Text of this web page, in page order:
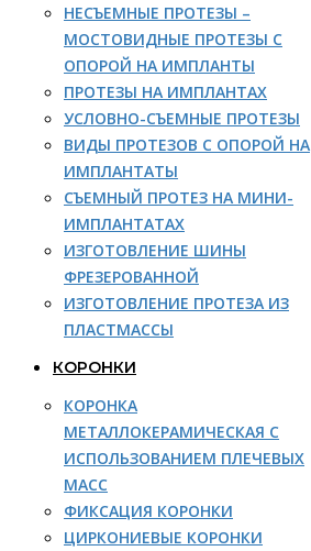
НЕСЪЕМНЫЕ ПРОТЕЗЫ –
МОСТОВИДНЫЕ ПРОТЕЗЫ С
ОПОРОЙ НА ИМПЛАНТЫ
ПРОТЕЗЫ НА ИМПЛАНТАХ
УСЛОВНО-СЪЕМНЫЕ ПРОТЕЗЫ
ВИДЫ ПРОТЕЗОВ С ОПОРОЙ НА
ИМПЛАНТАТЫ
СЪЕМНЫЙ ПРОТЕЗ НА МИНИ-
ИМПЛАНТАТАХ
ИЗГОТОВЛЕНИЕ ШИНЫ
ФРЕЗЕРОВАННОЙ
ИЗГОТОВЛЕНИЕ ПРОТЕЗА ИЗ
ПЛАСТМАССЫ
КОРОНКИ
КОРОНКА
МЕТАЛЛОКЕРАМИЧЕСКАЯ С
ИСПОЛЬЗОВАНИЕМ ПЛЕЧЕВЫХ
МАСС
ФИКСАЦИЯ КОРОНКИ
ЦИРКОНИЕВЫЕ КОРОНКИ